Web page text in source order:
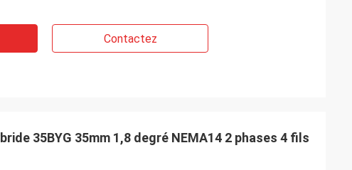
comme prévu, il a
vendeur répond très
L'expédition a été reçue très rapidement.
Contactez
35BYG 35mm 1,8 degré NEMA14 2 phases 4 fils